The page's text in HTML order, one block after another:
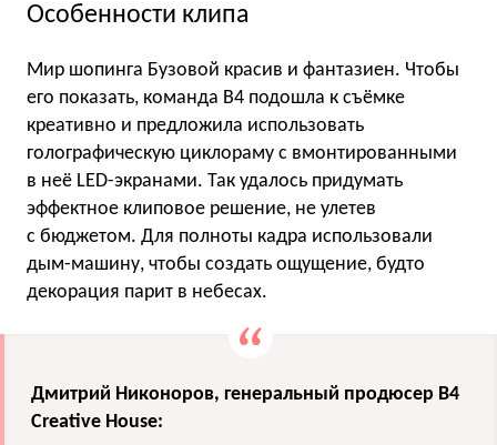
Особенности клипа
Мир шопинга Бузовой красив и фантазиен. Чтобы
его показать, команда B4 подошла к съёмке
креативно и предложила использовать
голографическую циклораму с вмонтированными
в неё LED-экранами. Так удалось придумать
эффектное клиповое решение, не улетев
с бюджетом. Для полноты кадра использовали
дым-машину, чтобы создать ощущение, будто
декорация парит в небесах.
Дмитрий Никоноров, генеральный продюсер B4
Creative House: